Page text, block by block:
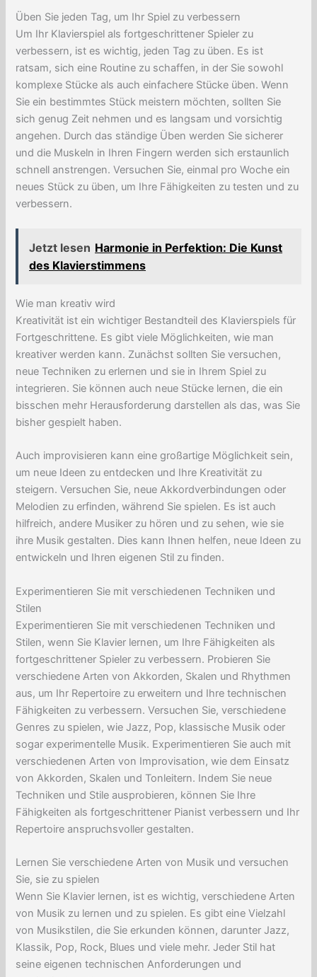
Üben Sie jeden Tag, um Ihr Spiel zu verbessern
Um Ihr Klavierspiel als fortgeschrittener Spieler zu
verbessern, ist es wichtig, jeden Tag zu üben. Es ist
ratsam, sich eine Routine zu schaffen, in der Sie sowohl
komplexe Stücke als auch einfachere Stücke üben. Wenn
Sie ein bestimmtes Stück meistern möchten, sollten Sie
sich genug Zeit nehmen und es langsam und vorsichtig
angehen. Durch das ständige Üben werden Sie sicherer
und die Muskeln in Ihren Fingern werden sich erstaunlich
schnell anstrengen. Versuchen Sie, einmal pro Woche ein
neues Stück zu üben, um Ihre Fähigkeiten zu testen und zu
verbessern.
Jetzt lesen Harmonie in Perfektion: Die Kunst
des Klavierstimmens
Wie man kreativ wird
Kreativität ist ein wichtiger Bestandteil des Klavierspiels für
Fortgeschrittene. Es gibt viele Möglichkeiten, wie man
kreativer werden kann. Zunächst sollten Sie versuchen,
neue Techniken zu erlernen und sie in Ihrem Spiel zu
integrieren. Sie können auch neue Stücke lernen, die ein
bisschen mehr Herausforderung darstellen als das, was Sie
bisher gespielt haben.
Auch improvisieren kann eine großartige Möglichkeit sein,
um neue Ideen zu entdecken und Ihre Kreativität zu
steigern. Versuchen Sie, neue Akkordverbindungen oder
Melodien zu erfinden, während Sie spielen. Es ist auch
hilfreich, andere Musiker zu hören und zu sehen, wie sie
ihre Musik gestalten. Dies kann Ihnen helfen, neue Ideen zu
entwickeln und Ihren eigenen Stil zu finden.
Experimentieren Sie mit verschiedenen Techniken und
Stilen
Experimentieren Sie mit verschiedenen Techniken und
Stilen, wenn Sie Klavier lernen, um Ihre Fähigkeiten als
fortgeschrittener Spieler zu verbessern. Probieren Sie
verschiedene Arten von Akkorden, Skalen und Rhythmen
aus, um Ihr Repertoire zu erweitern und Ihre technischen
Fähigkeiten zu verbessern. Versuchen Sie, verschiedene
Genres zu spielen, wie Jazz, Pop, klassische Musik oder
sogar experimentelle Musik. Experimentieren Sie auch mit
verschiedenen Arten von Improvisation, wie dem Einsatz
von Akkorden, Skalen und Tonleitern. Indem Sie neue
Techniken und Stile ausprobieren, können Sie Ihre
Fähigkeiten als fortgeschrittener Pianist verbessern und Ihr
Repertoire anspruchsvoller gestalten.
Lernen Sie verschiedene Arten von Musik und versuchen
Sie, sie zu spielen
Wenn Sie Klavier lernen, ist es wichtig, verschiedene Arten
von Musik zu lernen und zu spielen. Es gibt eine Vielzahl
von Musikstilen, die Sie erkunden können, darunter Jazz,
Klassik, Pop, Rock, Blues und viele mehr. Jeder Stil hat
seine eigenen technischen Anforderungen und